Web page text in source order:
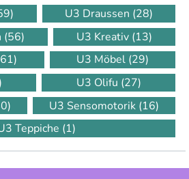
U3 Draussen (28)
(56) U3 Kreativ (13)
U3 Möbel (29)
U3 Olifu (27)
U3 Sensomotorik (16)
Teppiche (1)